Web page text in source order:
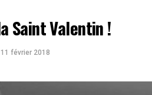
Saint Valentin !
11 février 2018